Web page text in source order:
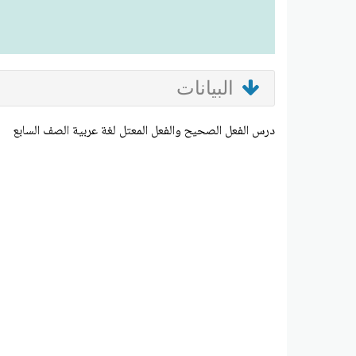
البيانات
درس الفعل الصحيح والفعل المعتل لغة عربية الصف السابع